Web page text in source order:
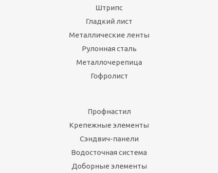
Штрипс
Гладкий лист
Металлические ленты
Рулонная сталь
Металлочерепица
Гофролист
Профнастил
Крепежные элементы
Сэндвич-панели
Водосточная система
Доборные элементы